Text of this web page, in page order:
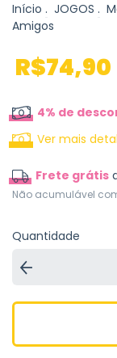
Início . JOGOS .
Amigos
R$74,90
4% de
Ver mais
Frete grátis
Não acumulável
Quantidade